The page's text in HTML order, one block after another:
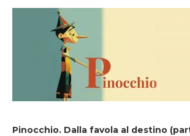
Pinocchio. Dalla favola al destino